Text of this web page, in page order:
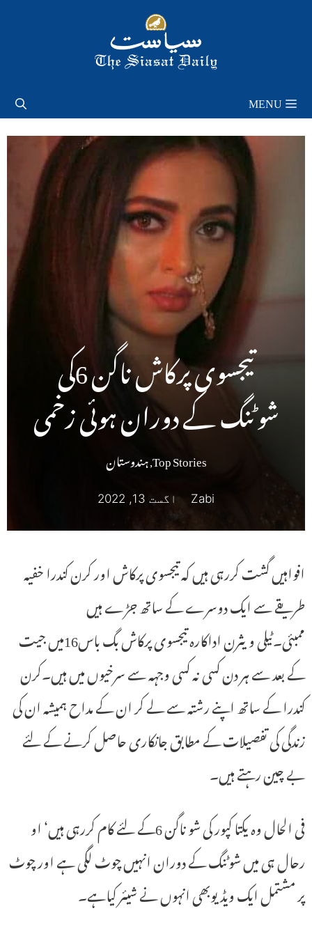
MENU
تیجسوی پرکاش ناگن 6کی
شوٹنگ کے دوران ہوئی زخمی
Top Stories
,ہندوستان
Zabi اگست 13, 2022
افواہیں گشت کررہی ہیں کہ تیجسوی پرکاش اور کرن کندرا خفیہ
طریقے سے ایک دوسرے کے ساتھ جڑے ہیں
ممبئی۔ٹیلی ویثرن اداکارہ تیجسوی پرکاش بگ باس16میں جیت
کے بعد سے ہر دن کسی نہ کسی وجہہ سے سرخیوں میں ہیں۔کرن
کندرا کے ساتھ اپنے رشتہ سے لے کر ان کے مداح ہمیشہ ان کی
زندگی کی تفصیلات کے مطابق جانکاری حاصل کرنے کے لئے
بے چین رہتے ہیں۔
فی الحال وہ یکتا کپور کی شو ناگن 6کے لئے کام کررہی ہیں‘ او
رحال ہی میں شوٹنگ کے دوران انہیں چوٹ لگی ہے اور چوٹ
پر مشتمل ایک ویڈیوبھی انہوں نے شیئر کیاہے۔